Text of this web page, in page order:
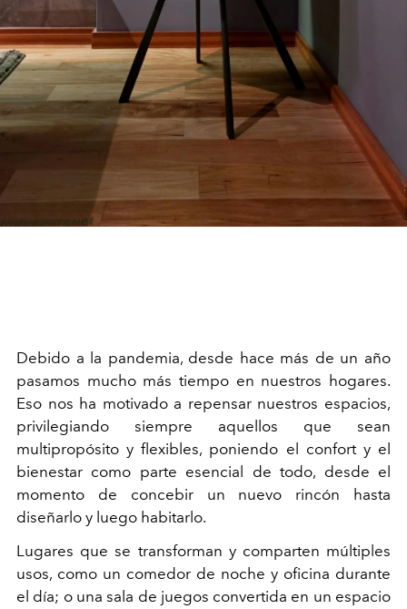
Debido a la pandemia, desde hace más de un año
pasamos mucho más tiempo en nuestros hogares.
Eso nos ha motivado a repensar nuestros espacios,
privilegiando siempre aquellos que sean
multipropósito y flexibles, poniendo el confort y el
bienestar como parte esencial de todo, desde el
momento de concebir un nuevo rincón hasta
diseñarlo y luego habitarlo.
Lugares que se transforman y comparten múltiples
usos, como un comedor de noche y oficina durante
el día; o una sala de juegos convertida en un espacio